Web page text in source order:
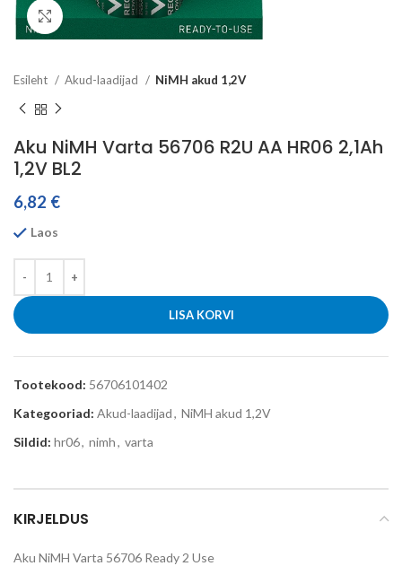
Click to enlarge
Esileht Akud-laadijad NiMH akud 1,2V
Aku NiMH Varta 56706 R2U AA HR06 2,1Ah
1,2V BL2
6,82 €
Laos
LISA KORVI
Tootekood: 56706101402
Kategooriad: Akud-laadijad, NiMH akud 1,2V
Sildid: hr06, nimh, varta
KIRJELDUS
Aku NiMH Varta 56706 Ready 2 Use